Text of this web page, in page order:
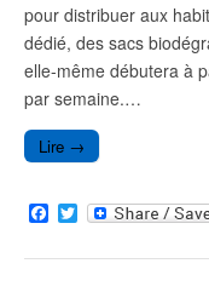
pour distribuer aux
dédié, des sacs
elle-même débutera à
par semaine.…
Lire →
F
a
c
T
w
i